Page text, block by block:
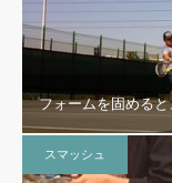
フォームを固める
スマッシュ